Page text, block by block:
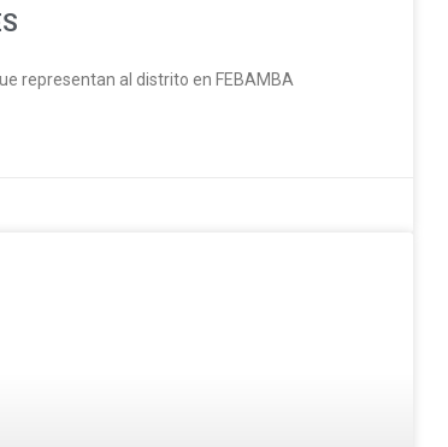
representan al distrito en FEBAMBA